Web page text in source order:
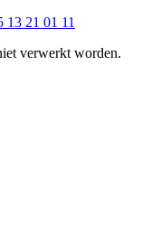
13 21 01 11
verwerkt worden.